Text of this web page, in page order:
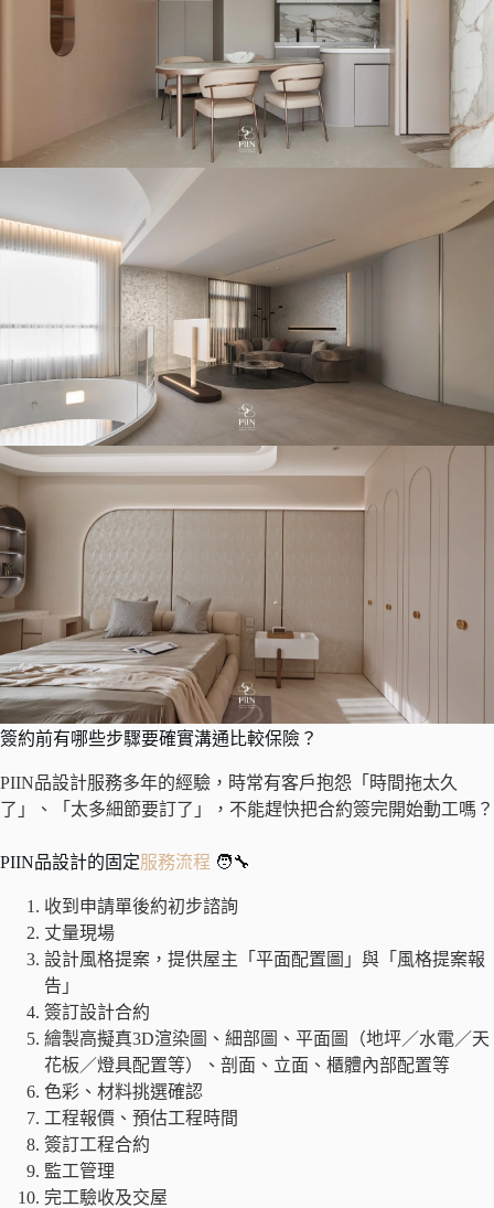
簽約前有哪些步驟要確實溝通比較保險？
PIIN品設計服務多年的經驗，時常有客戶抱怨「時間拖太久
了」、「太多細節要訂了」，不能趕快把合約簽完開始動工嗎？
PIIN品設計的固定服務流程 🧑‍🔧
收到申請單後約初步諮詢
丈量現場
設計風格提案，提供屋主「平面配置圖」與「風格提案報
告」
簽訂設計合約
繪製高擬真3D渲染圖、細部圖、平面圖（地坪／水電／天
花板／燈具配置等）、剖面、立面、櫃體內部配置等
色彩、材料挑選確認
工程報價、預估工程時間
簽訂工程合約
監工管理
完工驗收及交屋